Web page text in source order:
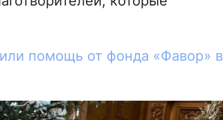
помощь от фонда «Фавор» в